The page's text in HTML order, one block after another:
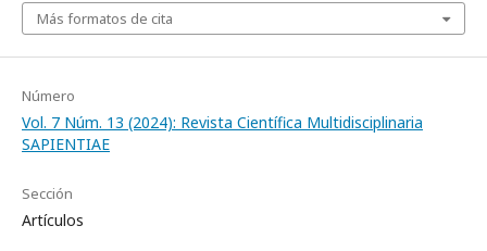
Más formatos de cita
Número
Vol. 7 Núm. 13 (2024): Revista Científica Multidisciplinaria
SAPIENTIAE
Sección
Artículos